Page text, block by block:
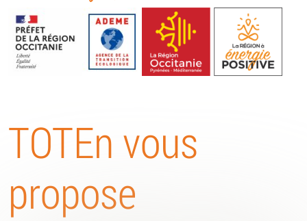
TOTEn Occitanie | Territoires
d’Occitanie pour la Transition
Energétique
TOTEn vous
propose